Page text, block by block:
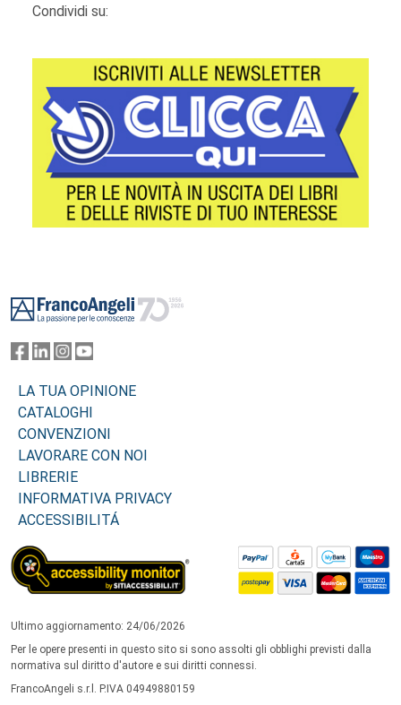
Condividi su:
LA TUA OPINIONE
CATALOGHI
CONVENZIONI
LAVORARE CON NOI
LIBRERIE
INFORMATIVA PRIVACY
ACCESSIBILITÁ
Ultimo aggiornamento: 24/06/2026
Per le opere presenti in questo sito si sono assolti gli obblighi previsti dalla
normativa sul diritto d'autore e sui diritti connessi.
FrancoAngeli s.r.l. P.IVA 04949880159